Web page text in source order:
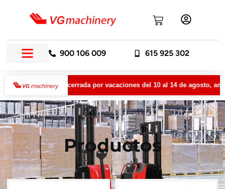
900 106 009 615 925 302
permanecerá cerrada por vacaciones del 10 al 14 de agosto, ambos
Productos